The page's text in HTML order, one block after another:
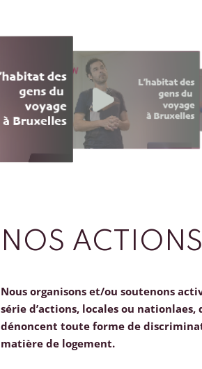
NOS ACTIONS
Nous organisons et/ou soutenons
série d’actions, locales ou nationlaes,
dénoncent toute forme de
matière de logement.